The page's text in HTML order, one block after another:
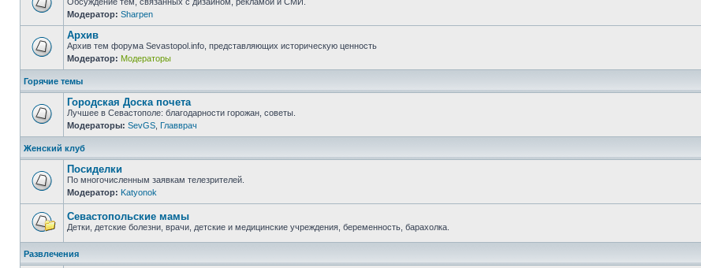
Нет
непрочитанных
сообщений
Модератор: Sharpen
Нет
непрочитанных
сообщений
Архив
Архив тем форума Sevastopol.info, представляющих историческую ценность
Модератор: Модераторы
Горячие темы
Нет
непрочитанных
сообщений
Городская Доска почета
Лучшее в Севастополе: благодарности горожан, советы.
Модераторы: SevGS Главврач
Женский клуб
Нет
непрочитанных
сообщений
Посиделки
По многочисленным заявкам телезрителей.
Модератор: Katyonok
непрочитанных
сообщений
Севастопольские мамы
Детки, детские болезни, врачи, детские и медицинские учреждения, беременность, барахолка.
Развлечения